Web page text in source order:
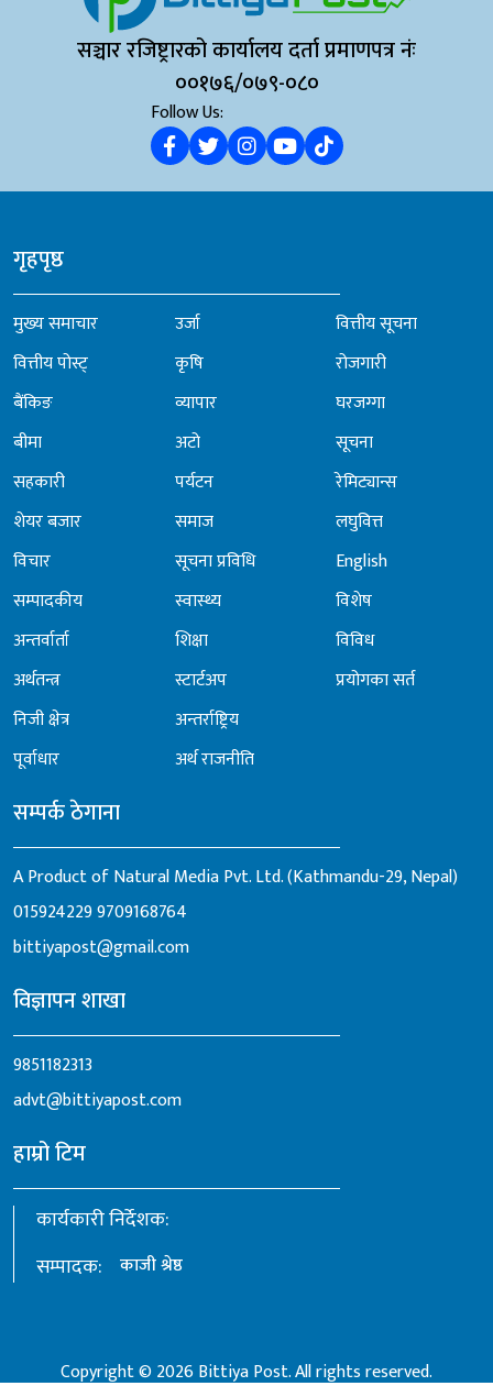
सञ्चार रजिष्ट्रारको कार्यालय दर्ता प्रमाणपत्र नंः
००१७६/०७९-०८०
Follow Us:
गृहपृष्ठ
मुख्य समाचार
वित्तीय पोस्ट्
बैंकिङ
बीमा
सहकारी
शेयर बजार
विचार
सम्पादकीय
अन्तर्वार्ता
अर्थतन्त्र
निजी क्षेत्र
पूर्वाधार
उर्जा
कृषि
व्यापार
अटो
पर्यटन
समाज
सूचना प्रविधि
स्वास्थ्य
शिक्षा
स्टार्टअप
अन्तर्राष्ट्रिय
अर्थ राजनीति
वित्तीय सूचना
रोजगारी
घरजग्गा
सूचना
रेमिट्यान्स
लघुवित्त
English
विशेष
विविध
प्रयोगका सर्त
सम्पर्क ठेगाना
A Product of Natural Media Pvt. Ltd. (Kathmandu-29, Nepal)
0159242299709168764
bittiyapost@gmail.com
विज्ञापन शाखा
9851182313
advt@bittiyapost.com
हाम्रो टिम
कार्यकारी निर्देशक:
सम्पादक:
काजी श्रेष्ठ
Copyright © 2026 Bittiya Post. All rights reserved.